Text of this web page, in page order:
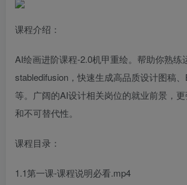
课程介绍：
AI绘画进阶课程-2.0机甲重绘。帮助你熟练
stabledifusion，快速生成高品质设计图稿
等。广阔的AI设计相关岗位的就业前景，
和不可替代性。
课程目录：
1.1第一课-课程说明必看.mp4